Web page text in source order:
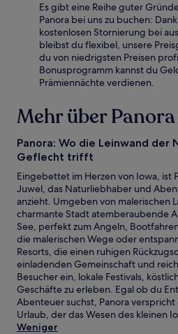
Es gibt eine Reihe guter
Panora bei uns zu buchen:
kostenlosen Stornierung bei
bleibst du flexibel, unsere
du von niedrigsten Preisen
Bonusprogramm kannst du
Prämiennächte verdienen.
Mehr über
Panora: Wo die Leinwand der
Geflecht trifft
Eingebettet im Herzen von Iowa, ist
Juwel, das Naturliebhaber und
anzieht. Umgeben von malerischen
charmante Stadt atemberaubende
See, perfekt zum Angeln,
die malerischen Wege oder
Resorts, die einen ruhigen
einladenden Gemeinschaft und
Besucher ein, lokale Festivals,
Geschäfte zu erleben. Egal ob du
Abenteuer suchst, Panora
Urlaub, der das Wesen des kleinen
Weniger